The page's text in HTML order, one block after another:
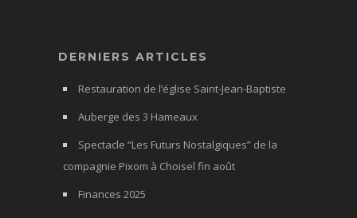
DERNIERS ARTICLES
Restauration de l’église Saint-Jean-Baptiste
Auberge des 3 Hameaux
Spectacle “Les Futurs Nostalgiques” de la
compagnie Pixom à Choisel fin août
Finances 2025